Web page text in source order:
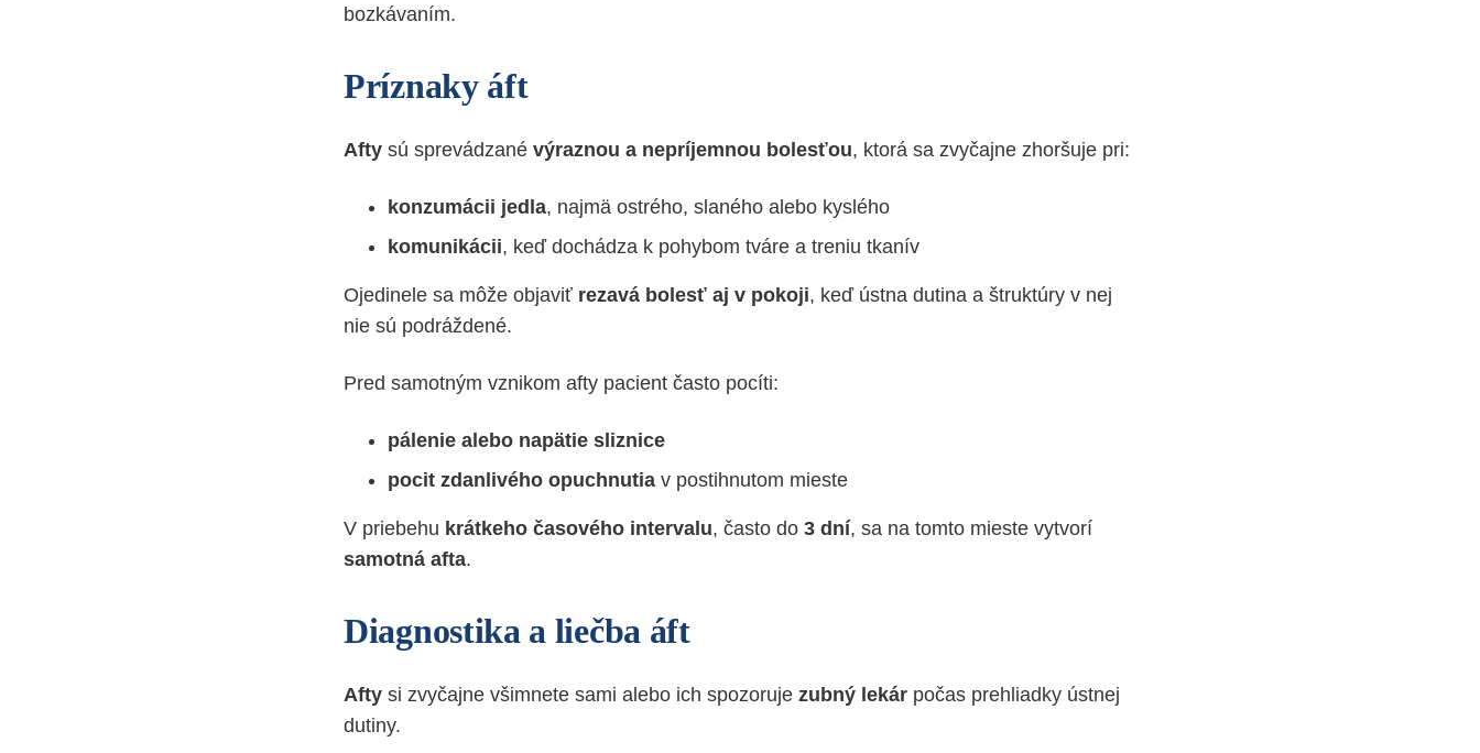
bozkávaním.
Príznaky áft
Afty sú sprevádzané výraznou a nepríjemnou bolesťou, ktorá sa zvyčajne zhoršuje pri:
konzumácii jedla, najmä ostrého, slaného alebo kyslého
komunikácii, keď dochádza k pohybom tváre a treniu tkanív
Ojedinele sa môže objaviť rezavá bolesť aj v pokoji, keď ústna dutina a štruktúry v nej
nie sú podráždené.
Pred samotným vznikom afty pacient často pocíti:
pálenie alebo napätie sliznice
pocit zdanlivého opuchnutia v postihnutom mieste
V priebehu krátkeho časového intervalu, často do 3 dní, sa na tomto mieste vytvorí
samotná afta.
Diagnostika a liečba áft
Afty si zvyčajne všimnete sami alebo ich spozoruje zubný lekár počas prehliadky ústnej
dutiny.